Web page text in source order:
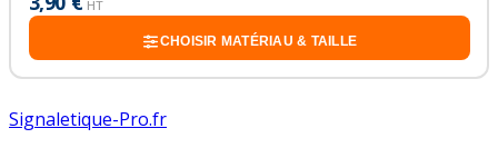
HT
CHOISIR MATÉRIAU & TAILLE
Signaletique-Pro.fr